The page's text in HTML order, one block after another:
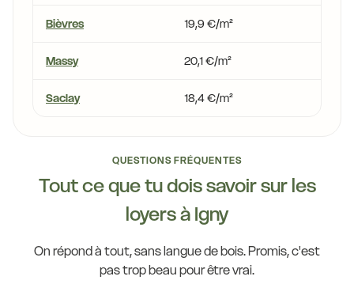
Bièvres 19,9 €/m²
Massy 20,1 €/m²
Saclay 18,4 €/m²
QUESTIONS FRÉQUENTES
Tout ce que tu dois savoir sur les
loyers à Igny
On répond à tout, sans langue de bois. Promis, c'est
pas trop beau pour être vrai.